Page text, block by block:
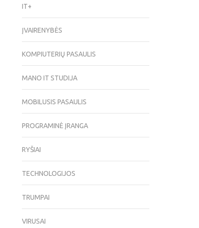
IT+
ĮVAIRENYBĖS
KOMPIUTERIŲ PASAULIS
MANO IT STUDIJA
MOBILUSIS PASAULIS
PROGRAMINĖ ĮRANGA
RYŠIAI
TECHNOLOGIJOS
TRUMPAI
VIRUSAI